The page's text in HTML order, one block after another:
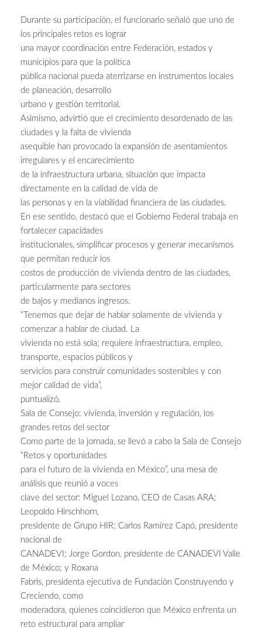
Durante su participación, el funcionario señaló que uno de
los principales retos es lograr
una mayor coordinación entre Federación, estados y
municipios para que la política
pública nacional pueda aterrizarse en instrumentos locales
de planeación, desarrollo
urbano y gestión territorial.
Asimismo, advirtió que el crecimiento desordenado de las
ciudades y la falta de vivienda
asequible han provocado la expansión de asentamientos
irregulares y el encarecimiento
de la infraestructura urbana, situación que impacta
directamente en la calidad de vida de
las personas y en la viabilidad financiera de las ciudades.
En ese sentido, destacó que el Gobierno Federal trabaja en
fortalecer capacidades
institucionales, simplificar procesos y generar mecanismos
que permitan reducir los
costos de producción de vivienda dentro de las ciudades,
particularmente para sectores
de bajos y medianos ingresos.
“Tenemos que dejar de hablar solamente de vivienda y
comenzar a hablar de ciudad. La
vivienda no está sola; requiere infraestructura, empleo,
transporte, espacios públicos y
servicios para construir comunidades sostenibles y con
mejor calidad de vida”,
puntualizó.
Sala de Consejo: vivienda, inversión y regulación, los
grandes retos del sector
Como parte de la jornada, se llevó a cabo la Sala de Consejo
“Retos y oportunidades
para el futuro de la vivienda en México”, una mesa de
análisis que reunió a voces
clave del sector: Miguel Lozano, CEO de Casas ARA;
Leopoldo Hirschhorn,
presidente de Grupo HIR; Carlos Ramírez Capó, presidente
nacional de
CANADEVI; Jorge Gordon, presidente de CANADEVI Valle
de México; y Roxana
Fabris, presidenta ejecutiva de Fundación Construyendo y
Creciendo, como
moderadora, quienes coincidieron que México enfrenta un
reto estructural para ampliar